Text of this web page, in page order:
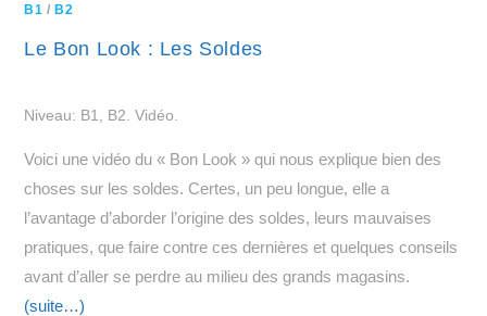
B1 /B2
Le Bon Look : Les Soldes
Niveau: B1, B2. Vidéo.
Voici une vidéo du « Bon Look » qui nous explique bien des
choses sur les soldes. Certes, un peu longue, elle a
l’avantage d’aborder l’origine des soldes, leurs mauvaises
pratiques, que faire contre ces dernières et quelques conseils
avant d’aller se perdre au milieu des grands magasins.
(suite…)